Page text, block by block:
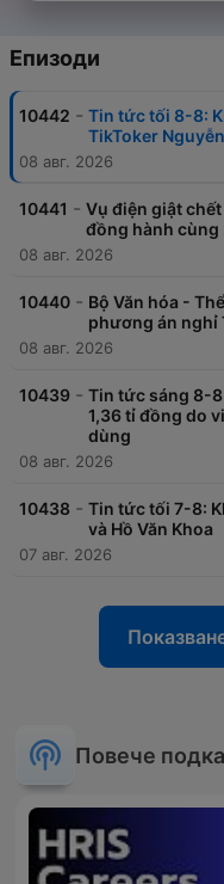
Епизоди
10442 - Tin tức tối 8-8:
TikToker
08 авг. 2026
10441 - Vụ điện giật
đồng hành cùng
08 авг. 2026
10440 - Bộ Văn hóa -
phương án nghỉ
08 авг. 2026
10439 - Tin tức sáng 8-
1,36 tỉ đồng do
dùng
08 авг. 2026
10438 - Tin tức tối 7-8:
và Hồ Văn Khoa
07 авг. 2026
Повече